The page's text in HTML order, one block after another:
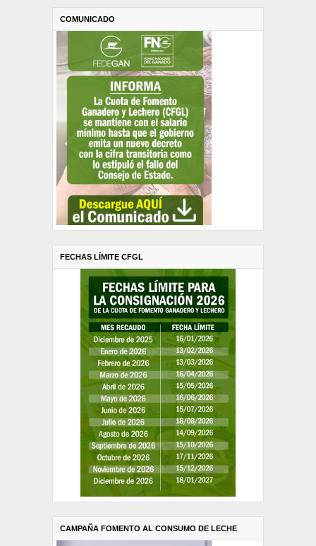
COMUNICADO
FECHAS LÍMITE CFGL
CAMPAÑA FOMENTO AL CONSUMO DE LECHE